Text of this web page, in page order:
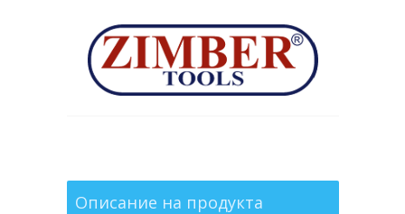
Описание на продукта